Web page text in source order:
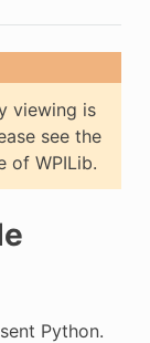
viewing is
see the
of WPILib.
Python.